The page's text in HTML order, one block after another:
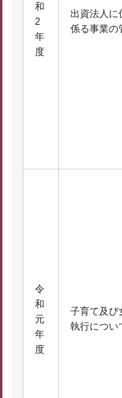
和
2
年
度
出資法人に
係る事業の
令
和
元
年
度
子育て及び
執行につい